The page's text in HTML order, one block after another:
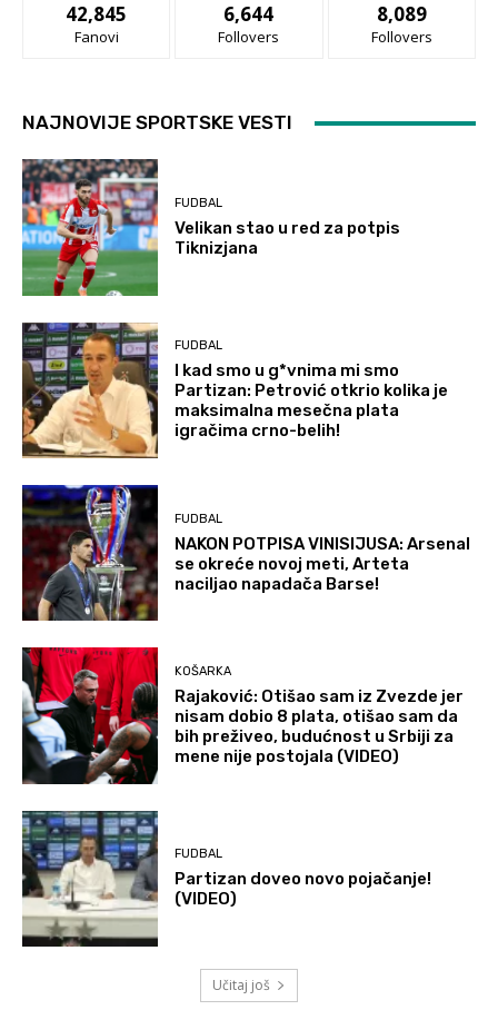
42,845
Fanovi
6,644
Follovers
8,089
Follovers
NAJNOVIJE SPORTSKE VESTI
FUDBAL
Velikan stao u red za potpis
Tiknizjana
FUDBAL
I kad smo u g*vnima mi smo
Partizan: Petrović otkrio kolika je
maksimalna mesečna plata
igračima crno-belih!
FUDBAL
NAKON POTPISA VINISIJUSA: Arsenal
se okreće novoj meti, Arteta
naciljao napadača Barse!
KOŠARKA
Rajaković: Otišao sam iz Zvezde jer
nisam dobio 8 plata, otišao sam da
bih preživeo, budućnost u Srbiji za
mene nije postojala (VIDEO)
FUDBAL
Partizan doveo novo pojačanje!
(VIDEO)
Učitaj još